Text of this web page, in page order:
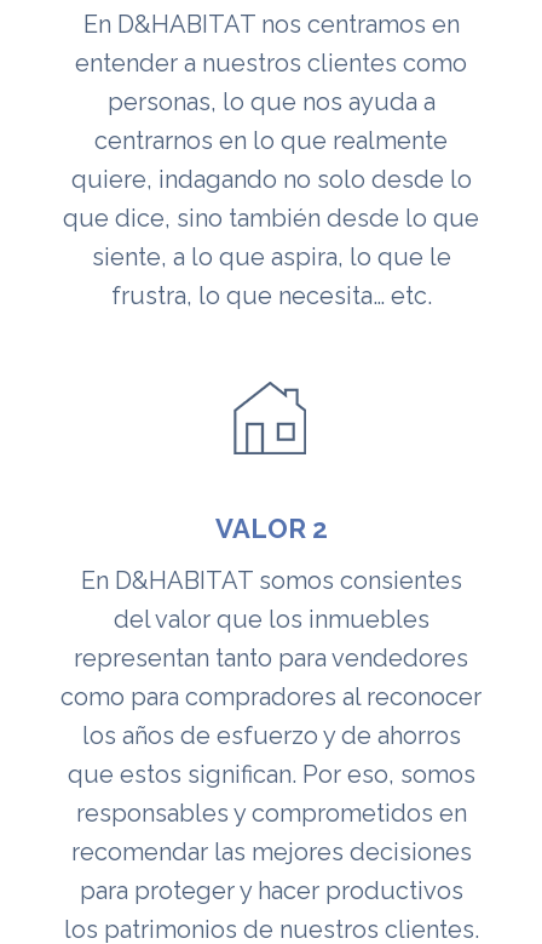
En D&HABITAT nos centramos en
entender a nuestros clientes como
personas, lo que nos ayuda a
centrarnos en lo que realmente
quiere, indagando no solo desde lo
que dice, sino también desde lo que
siente, a lo que aspira, lo que le
frustra, lo que necesita… etc.
VALOR 2
En D&HABITAT somos consientes
del valor que los inmuebles
representan tanto para vendedores
como para compradores al reconocer
los años de esfuerzo y de ahorros
que estos significan. Por eso, somos
responsables y comprometidos en
recomendar las mejores decisiones
para proteger y hacer productivos
los patrimonios de nuestros clientes.